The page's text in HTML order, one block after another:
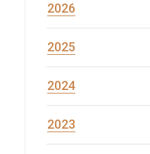
2026
2025
2024
2023